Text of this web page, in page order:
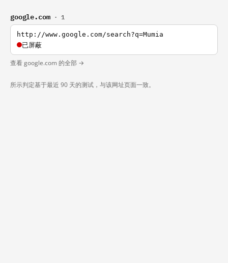
google.com · 1
http://www.google.com/search?q=Mumia
已屏蔽
查看 google.com 的全部 →
所示判定基于最近 90 天的测试，与该网址页面一致。